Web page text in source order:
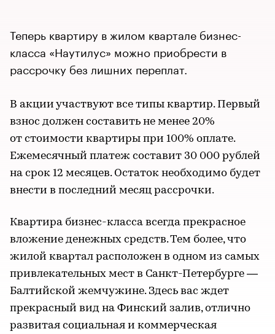
Теперь квартиру в жилом квартале бизнес-
класса «Наутилус» можно приобрести в
рассрочку без лишних переплат.
В акции участвуют все типы квартир. Первый
взнос должен составить не менее 20%
от стоимости квартиры при 100% оплате.
Ежемесячный платеж составит 30 000 рублей
на срок 12 месяцев. Остаток необходимо будет
внести в последний месяц рассрочки.
Квартира бизнес-класса всегда прекрасное
вложение денежных средств. Тем более, что
жилой квартал расположен в одном из самых
привлекательных мест в Санкт-Петербурге —
Балтийской жемчужине. Здесь вас ждет
прекрасный вид на Финский залив, отлично
развитая социальная и коммерческая